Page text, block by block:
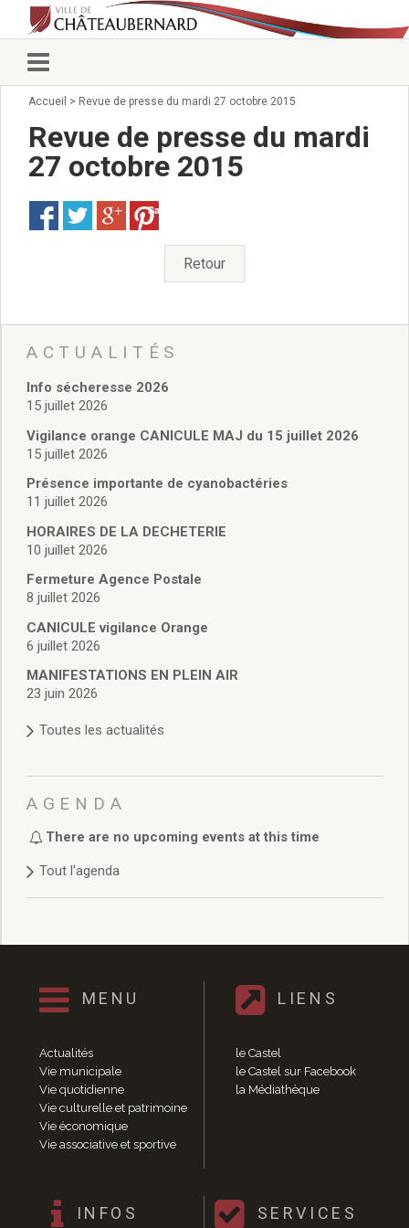
Vie municipale
Conseillers municipaux
Commissions 2026
Arrêtés du Maire
Services municipaux
Pour venir nous voir
administratives
Services Techniques
Affaires Scolaires
Vie associative
Police Municipale/règlementation
Cimetière/réglementation funéraire
Services en ligne
Licences boissons
Cadastre
Actes d’état civil
Budget de Fonctionnement
Budget d’Investissement
Conseils municipaux
Règlement du conseil municipal
Délibérations 2025
Délibérations 2022
Délibérations 2021
Délibérations 2020
Délibérations 2019
Délibérations 2018
Délibérations 2014
Délibérations 2013
Délibérations 2011
Délibérations 2010
Délibérations 2009
Délibérations 2008
Agenda réunions publiques
Marchés publics
Vie quotidienne
Accueil > Revue de presse du mardi 27 octobre 2015
Revue de presse du mardi
27 octobre 2015
Save
Retour
ACTUALITÉS
Info sécheresse 2026
15 juillet 2026
Vigilance orange CANICULE MAJ du 15 juillet 2026
15 juillet 2026
Présence importante de cyanobactéries
11 juillet 2026
HORAIRES DE LA DECHETERIE
10 juillet 2026
Fermeture Agence Postale
8 juillet 2026
CANICULE vigilance Orange
6 juillet 2026
MANIFESTATIONS EN PLEIN AIR
23 juin 2026
Toutes les actualités
AGENDA
There are no upcoming events at this time
Tout l'agenda
MENU
Actualités
Vie municipale
Vie quotidienne
Vie culturelle et patrimoine
Vie économique
Vie associative et sportive
LIENS
le Castel
le Castel sur Facebook
la Médiathèque
INFOS SERVICES